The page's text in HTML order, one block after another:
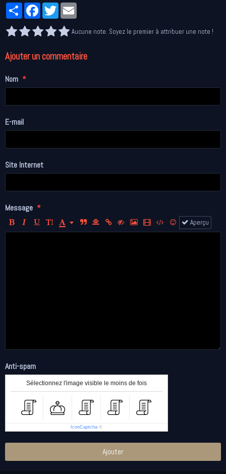
PartagerFacebookTwitter
Aucune note. Soyez le premier à attribuer une note !
Ajouter un commentaire
Nom
E-mail
Site Internet
Message
Aperçu
Anti-spam
Sélectionnez l'image visible le moins de fois
IconCaptcha ©
Ajouter